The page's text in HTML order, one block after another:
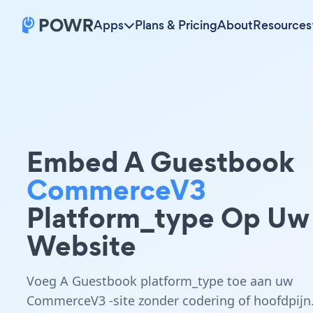
Apps Plans & PricingAboutResources
Embed A Guestbook
CommerceV3
Platform_type Op Uw
Website
Voeg A Guestbook platform_type toe aan uw
CommerceV3 -site zonder codering of